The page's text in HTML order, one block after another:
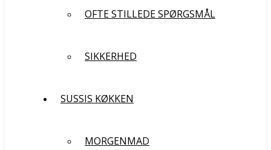
OFTE STILLEDE SPØRGSMÅL
SIKKERHED
SUSSIS KØKKEN
MORGENMAD